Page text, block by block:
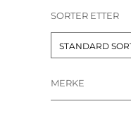
SORTER ETTER
MERKE